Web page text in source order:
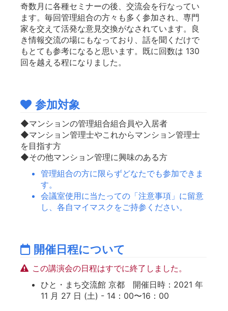
奇数月に各種セミナーの後、交流会を行なってい
ます。毎回管理組合の方々も多く参加され、専門
家を交えて活発な意見交換がなされています。良
き情報交流の場にもなっており、話を聞くだけで
もとても参考になると思います。既に回数は 130
回を越える程になりました。
参加対象
◆マンションの管理組合組合員や入居者
◆マンション管理士やこれからマンション管理士
を目指す方
◆その他マンション管理に興味のある方
管理組合の方に限らずどなたでも参加できま
す。
会議室使用に当たっての「注意事項」に留意
し、各自マイマスクをご持参ください。
開催日程について
この講演会の日程はすでに終了しました。
ひと・まち交流館 京都 開催日時：2021 年
11 月 27 日 (土) - 14：00〜16：00